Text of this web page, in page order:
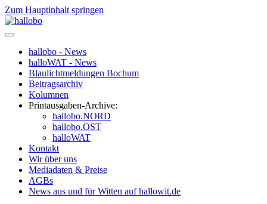
Zum Hauptinhalt springen
hallobo - News
halloWAT - News
Blaulichtmeldungen Bochum
Beitragsarchiv
Kolumnen
Printausgaben-Archive:
hallobo.NORD
hallobo.OST
halloWAT
Kontakt
Wir über uns
Mediadaten & Preise
AGBs
News aus und für Witten auf hallowit.de